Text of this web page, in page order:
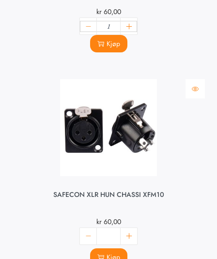
kr60,00
Kjøp
SAFECON XLR HUN CHASSI XFM10
kr60,00
Kjøp